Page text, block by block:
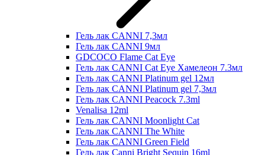
Гель лак CANNI 7,3мл
Гель лак CANNI 9мл
GDCOCO Flame Cat Eye
Гель лак CANNI Cat Eye Хамелеон 7.3мл
Гель лак CANNI Platinum gel 12мл
Гель лак CANNI Platinum gel 7,3мл
Гель лак CANNI Peacock 7.3ml
Venalisa 12ml
Гель лак CANNI Moonlight Cat
Гель лак CANNI The White
Гель лак CANNI Green Field
Гель лак Canni Bright Sequin 16ml